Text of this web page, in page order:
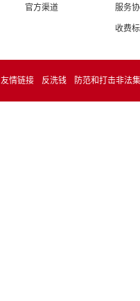
官方渠道 服务
收费
友情链接 反洗钱 防范和打击非法